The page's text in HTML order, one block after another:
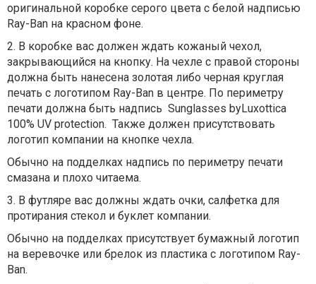
оригинальной коробке серого цвета с белой надписью
Ray-Ban на красном фоне.
2. В коробке вас должен ждать кожаный чехол,
закрывающийся на кнопку. На чехле с правой стороны
должна быть нанесена золотая либо черная круглая
печать с логотипом Ray-Ban в центре. По периметру
печати должна быть надпись Sunglasses byLuxottica
100% UV protection. Также должен присутствовать
логотип компании на кнопке чехла.
Обычно на подделках надпись по периметру печати
смазана и плохо читаема.
3. В футляре вас должны ждать очки, салфетка для
протирания стекол и буклет компании.
Обычно на подделках присутствует бумажный логотип
на веревочке или брелок из пластика с логотипом Ray-
Ban.